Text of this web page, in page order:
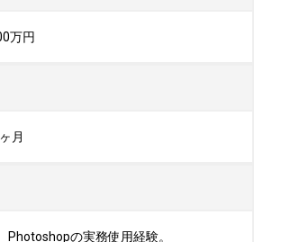
万円
月
Photoshopの実務使用経験。